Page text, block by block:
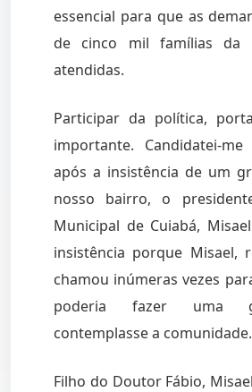
essencial para que as
de cinco mil famílias da
atendidas.
Participar da política,
importante. Candidatei-
após a insistência de um
nosso bairro, o
Municipal de Cuiabá,
insistência porque Misael,
chamou inúmeras vezes
poderia fazer uma
contemplasse a comunidade.
Filho do Doutor Fábio,